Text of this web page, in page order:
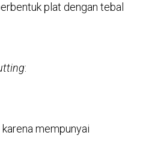
plat dengan tebal
:
karena mempunyai